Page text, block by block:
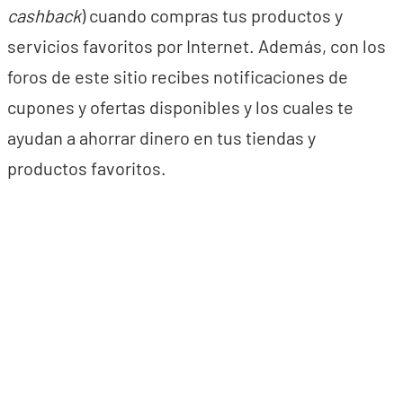
cashback) cuando compras tus productos y
servicios favoritos por Internet. Además, con los
foros de este sitio recibes notificaciones de
cupones y ofertas disponibles y los cuales te
ayudan a ahorrar dinero en tus tiendas y
productos favoritos.